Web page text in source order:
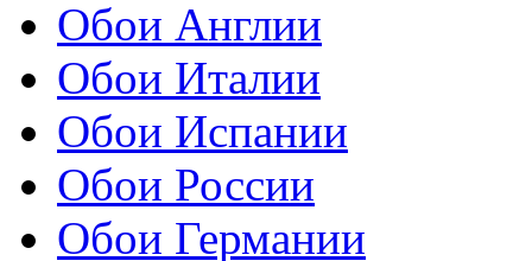
Обои Англии
Обои Италии
Обои Испании
Обои России
Обои Германии